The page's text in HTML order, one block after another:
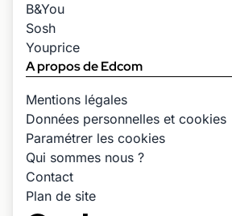
B&You
Sosh
Youprice
A propos de Edcom
Mentions légales
Données personnelles et cookies
Paramétrer les cookies
Qui sommes nous ?
Contact
Plan de site